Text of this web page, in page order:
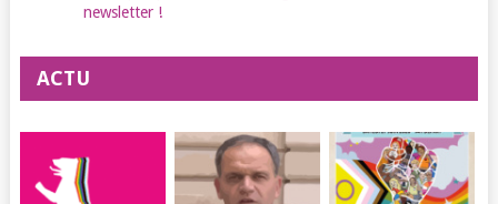
newsletter !
ACTU